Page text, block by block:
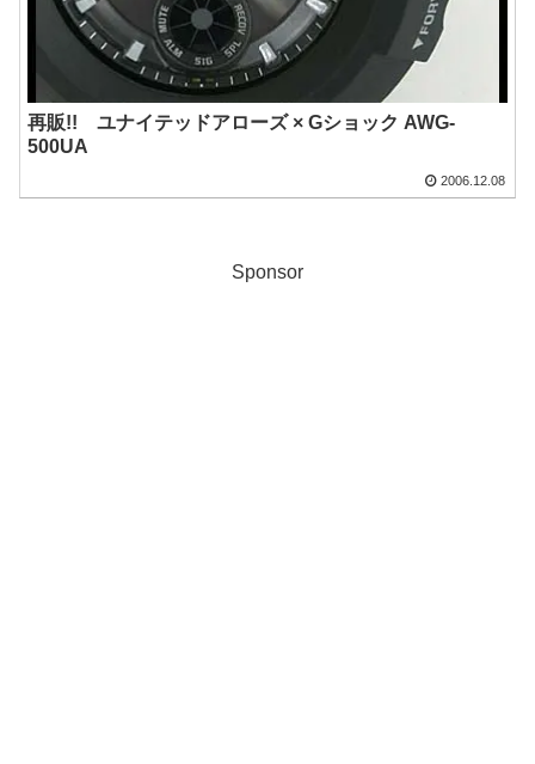
再販!! ユナイテッドアローズ × Gショック AWG-
500UA
2006.12.08
Sponsor